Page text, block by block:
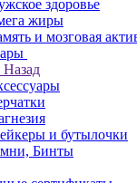
здоровье
жиры
и мозговая
Назад
и бутылочки
Бинты